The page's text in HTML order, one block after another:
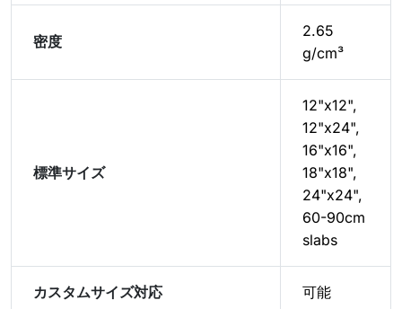
密度
2.65
g/cm³
標準サイズ
12"x12",
12"x24",
16"x16",
18"x18",
24"x24",
60-90cm
slabs
カスタムサイズ対応 可能